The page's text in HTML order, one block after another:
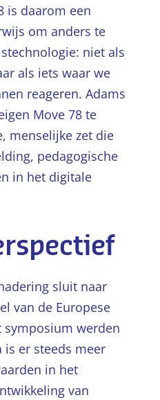
is daarom een
om anders te
niet als
als iets waar we
reageren. Adams
Move 78 te
menselijke zet die
pedagogische
in het digitale
sluit naar
van de Europese
werden
is er steeds meer
in het
van